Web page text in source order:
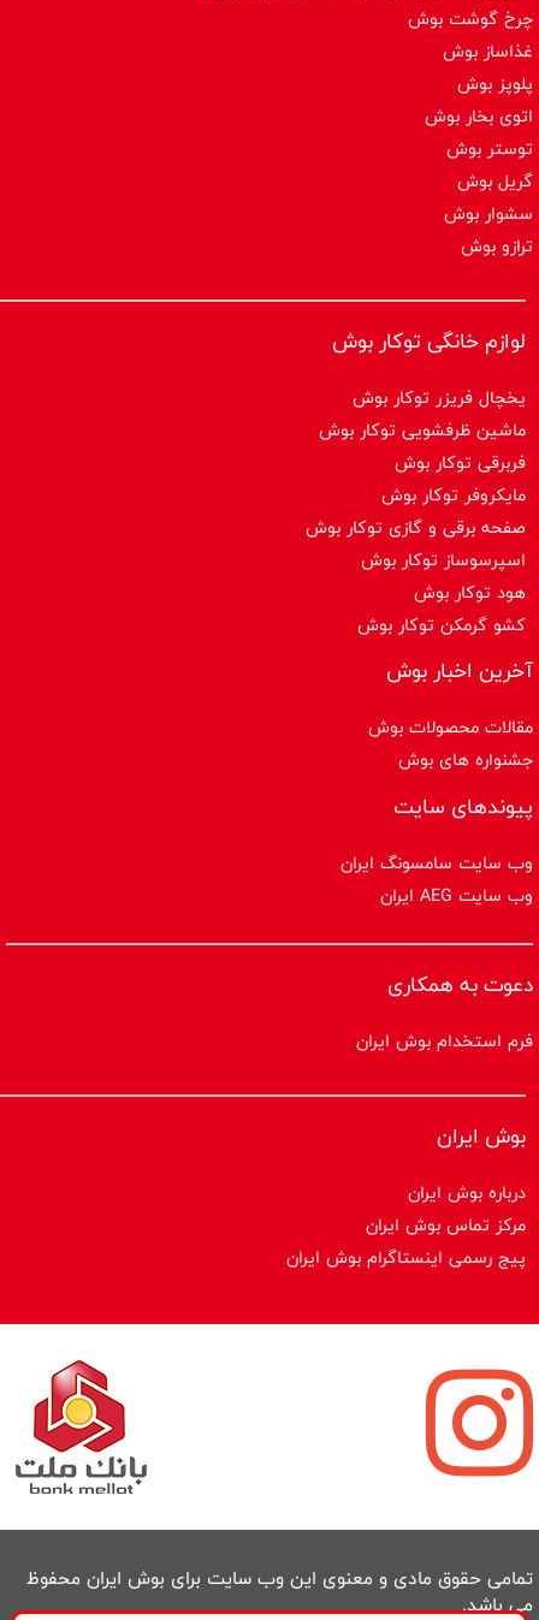
چرخ گوشت بوش
غذاساز بوش
پلوپز بوش
اتوی بخار بوش
توستر بوش
گریل بوش
سشوار بوش
ترازو بوش
لوازم خانگی توکار بوش
یخچال فریزر توکار بوش
ماشین ظرفشویی توکار بوش
فربرقی توکار بوش
مایکروفر توکار بوش
صفحه برقی و گازی توکار بوش
اسپرسوساز توكار بوش
هود توکار بوش
کشو گرمکن توکار بوش
آخرین اخبار بوش
مقالات محصولات بوش
جشنواره های بوش
پیوندهای سایت
وب سایت سامسونگ ایران
وب سایت AEG ایران
دعوت به همکاری
فرم استخدام بوش ایران
بوش ایران
درباره بوش ایران
مرکز تماس بوش ایران
پیج رسمی اینستاگرام بوش ایران
تمامی حقوق مادی و معنوی این وب سایت برای بوش ایران محفوظ
می باشد.